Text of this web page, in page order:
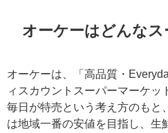
オーケーはどんなス
オーケーは、「高品質・
ィスカウントスーパーマーケッ
毎日が特売という考え方のもと
は地域一番の安値を目指し、生